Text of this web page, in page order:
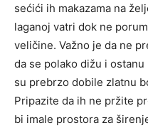
sećići ih makazama na
laganoj vatri dok ne
veličine. Važno je da ne
da se polako dižu i
su prebrzo dobile zlatnu
Pripazite da ih ne pržite
bi imale prostora za